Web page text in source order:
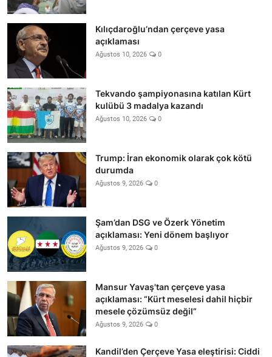
Kılıçdaroğlu’ndan çerçeve yasa
açıklaması
Ağustos 10, 2026 0
Tekvando şampiyonasına katılan Kürt
kulübü 3 madalya kazandı
Ağustos 10, 2026 0
Trump: İran ekonomik olarak çok kötü
durumda
Ağustos 9, 2026 0
Şam’dan DSG ve Özerk Yönetim
açıklaması: Yeni dönem başlıyor
Ağustos 9, 2026 0
Mansur Yavaş'tan çerçeve yasa
açıklaması: “Kürt meselesi dahil hiçbir
mesele çözümsüz değil”
Ağustos 9, 2026 0
Kandil’den Çerçeve Yasa eleştirisi: Ciddi